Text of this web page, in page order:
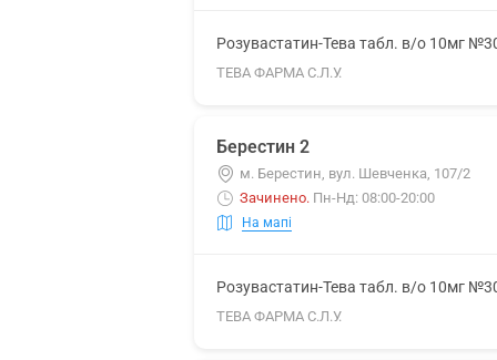
Розувастатин-Тева табл. в/о 10мг
ТЕВА ФАРМА С.Л.У.
Берестин 2
м. Берестин, вул. Шевченка, 107/2
Зачинено. Пн-Нд: 08:00-20:00
На мапі
Розувастатин-Тева табл. в/о 10мг
ТЕВА ФАРМА С.Л.У.